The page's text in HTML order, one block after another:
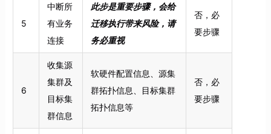
5
中断所
有业务
连接
此步是重要步骤，会给
迁移执行带来风险，请
务必重视
否，必
要步骤
6
收集源
集群及
目标集
群信息
软硬件配置信息、源集
群拓扑信息、目标集群
拓扑信息等
否，必
要步骤